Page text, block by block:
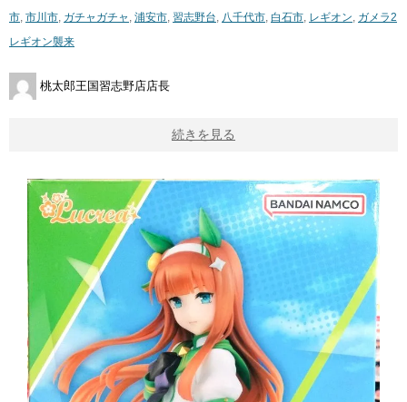
市, 市川市, ガチャガチャ , 浦安市, 習志野台, 八千代市, 白石市, レギオン, ガメラ2
​レギオン襲来
桃太郎王国習志野店店長
続きを見る